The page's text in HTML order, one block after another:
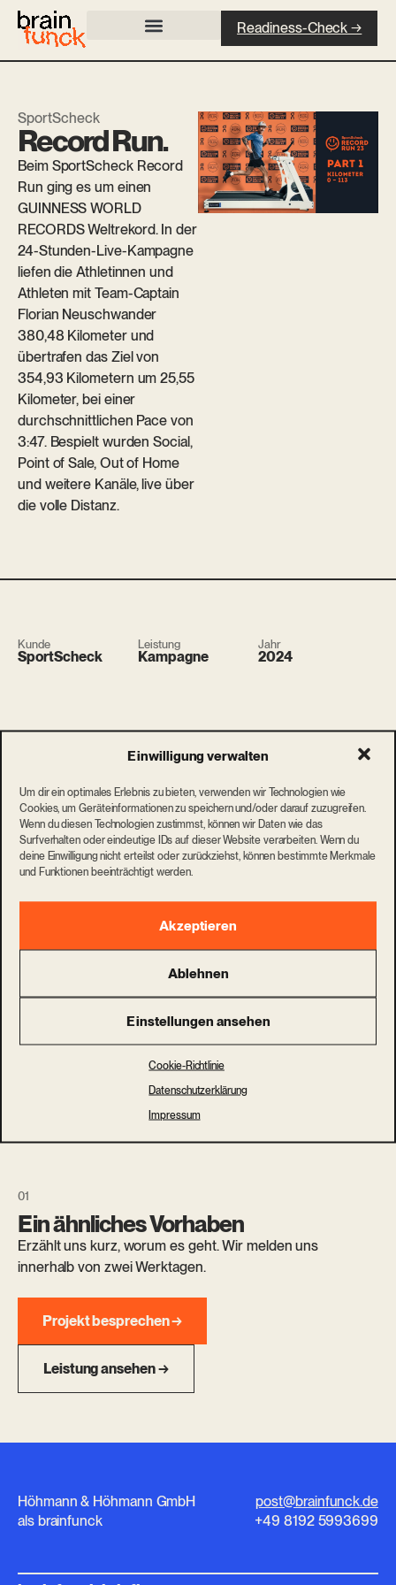
Einwilligung verwalten
Um dir ein optimales Erlebnis zu bieten, verwenden wir Technologien wie
Cookies, um Geräteinformationen zu speichern und/oder darauf zuzugreifen.
Wenn du diesen Technologien zustimmst, können wir Daten wie das
Surfverhalten oder eindeutige IDs auf dieser Website verarbeiten. Wenn du
deine Einwilligung nicht erteilst oder zurückziehst, können bestimmte Merkmale
und Funktionen beeinträchtigt werden.
Akzeptieren
Ablehnen
Einstellungen ansehen
Cookie-Richtlinie
Datenschutzerklärung
Impressum
Readiness-Check →
SportScheck
Record Run.
Beim SportScheck Record
Run ging es um einen
GUINNESS WORLD
RECORDS Weltrekord. In der
24-Stunden-Live-Kampagne
liefen die Athletinnen und
Athleten mit Team-Captain
Florian Neuschwander
380,48 Kilometer und
übertrafen das Ziel von
354,93 Kilometern um 25,55
Kilometer, bei einer
durchschnittlichen Pace von
3:47. Bespielt wurden Social,
Point of Sale, Out of Home
und weitere Kanäle, live über
die volle Distanz.
Kunde
SportScheck
Leistung
Kampagne
Jahr
2024
Ein ähnliches Vorhaben
Erzählt uns kurz, worum es geht. Wir melden uns
innerhalb von zwei Werktagen.
Projekt besprechen →
Leistung ansehen →
Höhmann & Höhmann GmbH
als brainfunck
post@brainfunck.de
+49 8192 5993699